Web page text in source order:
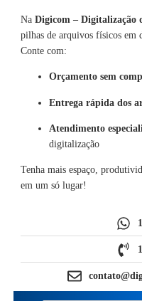
Na Digicom – Digitalização
pilhas de arquivos físicos em
Conte com:
Orçamento sem
Entrega rápida dos
Atendimento
digitalização
Tenha mais espaço,
em um só lugar!